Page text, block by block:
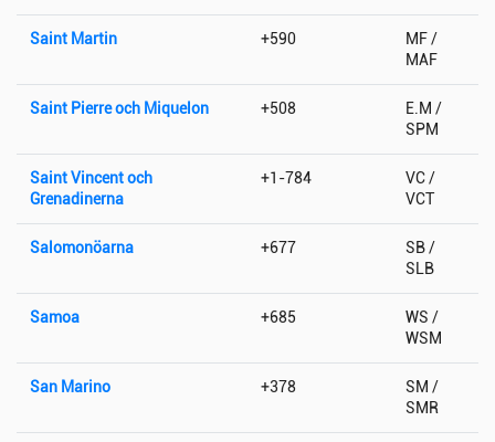
Saint Martin +590
MF /
MAF
Saint Pierre och Miquelon +508
E.M /
SPM
Saint Vincent och
Grenadinerna
+1-784
VC /
VCT
Salomonöarna +677
SB /
SLB
Samoa +685
WS /
WSM
San Marino +378
SM /
SMR